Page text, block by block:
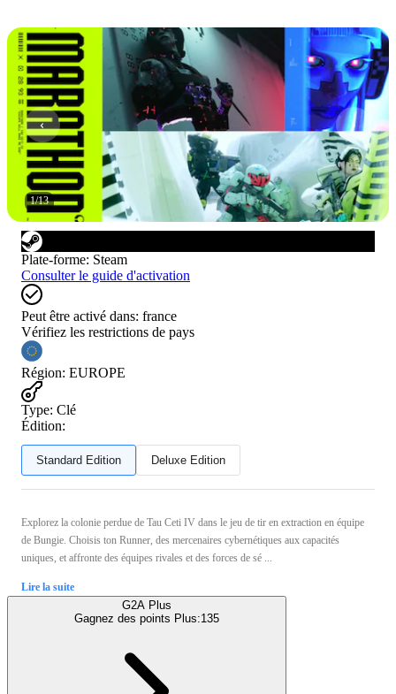
1/13
Plate-forme: Steam
Consulter le guide d'activation
Peut être activé dans: france
Vérifiez les restrictions de pays
Région: EUROPE
Type: Clé
Édition:
Standard Edition Deluxe Edition
Explorez la colonie perdue de Tau Ceti IV dans le jeu de tir en extraction en équipe
de Bungie. Choisis ton Runner, des mercenaires cybernétiques aux capacités
uniques, et affronte des équipes rivales et des forces de sé ...
Lire la suite
G2A Plus
Gagnez des points Plus:135